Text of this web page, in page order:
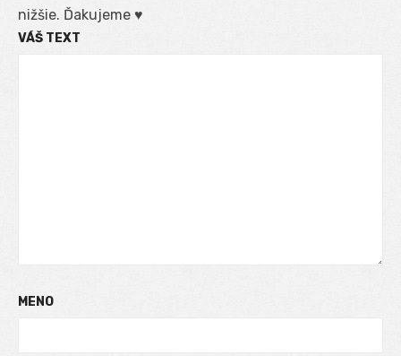
nižšie. Ďakujeme ♥
VÁŠ TEXT
MENO